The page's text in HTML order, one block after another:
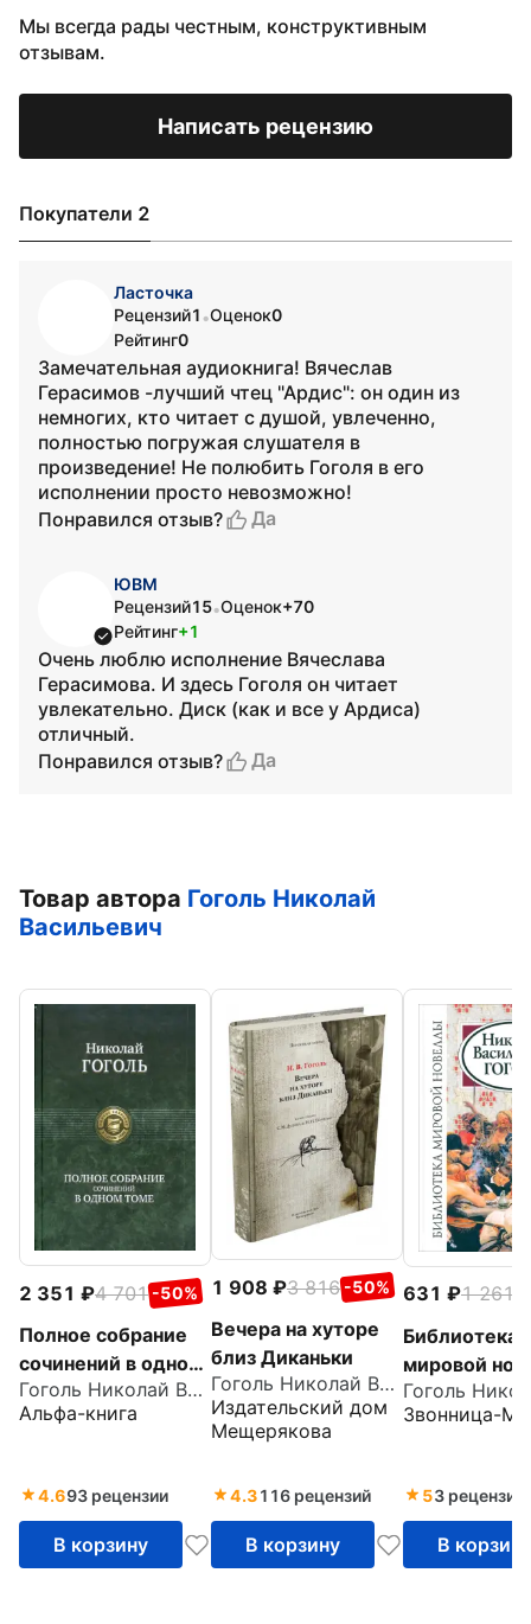
Мы всегда рады честным, конструктивным
отзывам.
Написать рецензию
Покупатели 2
Ласточка
Рецензий1 •Оценок0
Рейтинг0
Замечательная аудиокнига! Вячеслав
Герасимов -лучший чтец "Ардис": он один из
немногих, кто читает с душой, увлеченно,
полностью погружая слушателя в
произведение! Не полюбить Гоголя в его
исполнении просто невозможно!
Понравился отзыв?
Да
ЮВМ
Рецензий15•Оценок+70
Рейтинг+1
Очень люблю исполнение Вячеслава
Герасимова. И здесь Гоголя он читает
увлекательно. Диск (как и все у Ардиса)
отличный.
Понравился отзыв?
Да
Товар автора Гоголь Николай
Васильевич
2 351 4 701 -50%
Полное собрание
сочинений в одном
томе
Гоголь Николай Васильевич
Альфа-книга
4.693 рецензии
В корзину
1 908 3 816 -50%
Вечера на хуторе
близ Диканьки
Гоголь Николай Васильевич
Издательский дом
Мещерякова
4.3116 рецензий
В корзину
631 1 261
Библиотека
мировой
Николай
Васильевич
Звонница-МГ
53 рецензии
В корзину